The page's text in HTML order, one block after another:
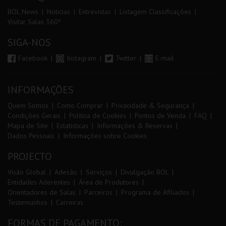
BOL News Noticias Entrevistas
Listagem Classificações
Visitar Salas 360º
SIGA-NOS
Facebook Instagram Twitter E-mail
INFORMAÇÕES
Quem Somos Como Comprar
Privacidade & Segurança
Condições Gerais
Política de Cookies Pontos de Venda
FAQ
Mapa de Site
Estatísticas
Informações & Reservas
Dados Pessoais
Informações sobre Cookies
PROJECTO
Visão Global Adesão Serviços
Divulgação BOL
Entidades Aderentes
Área de Produtores
Orientadores de Salas
Parceiros
Programa de Afiliados
Testemunhos
Carreiras
FORMAS DE PAGAMENTO: